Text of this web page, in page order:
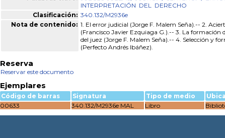
INTERPRETACIÓN DEL
DERECHO
Clasificación: 340.132/M2936e
Nota de contenido: 1. El error judicial (Jorge F. Malem Seña).-- 2.
(Francisco Javier Ezquiaga G.).-- 3. La formación
del juez (Jorge F. Malem Seña).-- 4. Selección y
(Perfecto Andrés Ibáñez).
Reserva
Reservar este documento
Ejemplares
Código de barras Signatura Tipo de medio
00633
340.132/M2936e MAL Libro